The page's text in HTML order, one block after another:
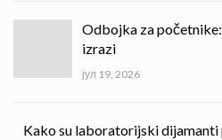
Odbojka za
izrazi
јул 19, 2026
Kako su laboratorijski